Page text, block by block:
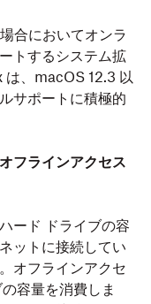
合においてオンラ
トするシステム拡
は、macOS 12.3 以
サポートに積極的
フラインアクセス
ード ドライブの容
ットに接続してい
オフラインアクセ
容量を消費しま